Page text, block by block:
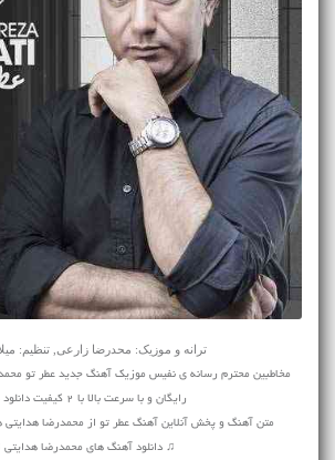
ترانه و موزیک: محدرضا زارعی, تنظیم:
مخاطبین محترم رسانه ی نفیس موزیک آهنگ جدید عطر تو
رایگان و با سرعت بالا با 2 کیفیت دانلود کنید
متن آهنگ و پخش آنلاین آهنگ عطر تو از محمدرضا
♫ دانلود آهنگ های محمدرضا هدایتی